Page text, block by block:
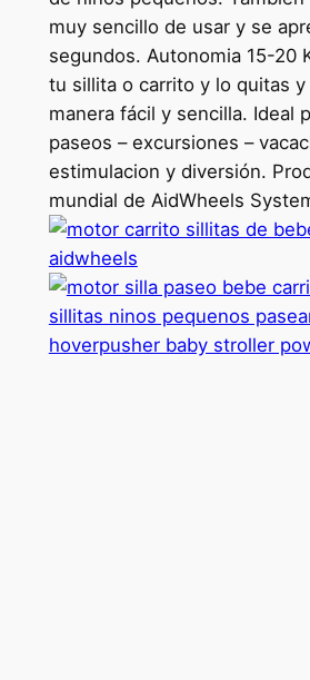
muy sencillo de usar y se
segundos. Autonomia 15-20
tu sillita o carrito y lo quitas
manera fácil y sencilla. Ideal
paseos – excursiones –
estimulacion y diversión.
mundial de AidWheels